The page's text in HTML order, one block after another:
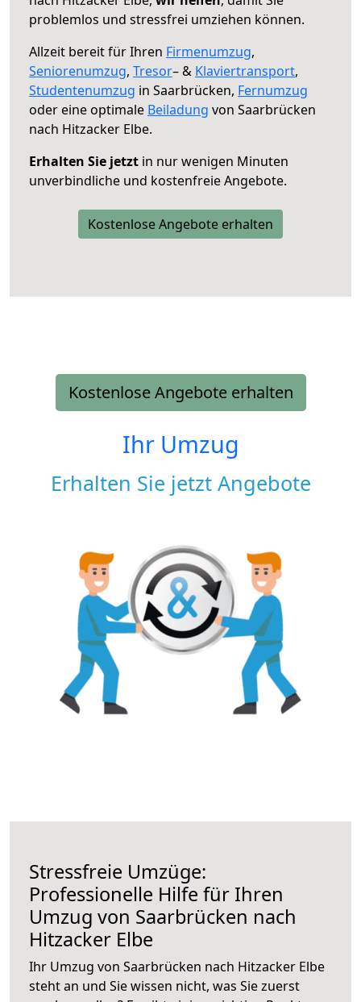
problemlos und stressfrei umziehen können.
Allzeit bereit für Ihren Firmenumzug,
Seniorenumzug, Tresor– & Klaviertransport,
Studentenumzug in Saarbrücken, Fernumzug
oder eine optimale Beiladung von Saarbrücken
nach Hitzacker Elbe.
Erhalten Sie jetzt in nur wenigen Minuten
unverbindliche und kostenfreie Angebote.
Kostenlose Angebote erhalten
Kostenlose Angebote erhalten
Ihr Umzug
Erhalten Sie jetzt Angebote
Stressfreie Umzüge:
Professionelle Hilfe für Ihren
Umzug von Saarbrücken nach
Hitzacker Elbe
Ihr Umzug von Saarbrücken nach Hitzacker Elbe
steht an und Sie wissen nicht, was Sie zuerst